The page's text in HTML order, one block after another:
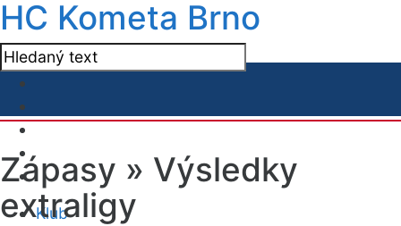
HC Kometa Brno
Klub
Zápasy » Výsledky
extraligy